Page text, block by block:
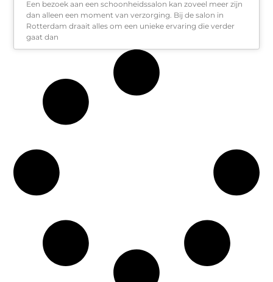
Een bezoek aan een schoonheidssalon kan zoveel meer zijn
dan alleen een moment van verzorging. Bij de salon in
Rotterdam draait alles om een unieke ervaring die verder
gaat dan